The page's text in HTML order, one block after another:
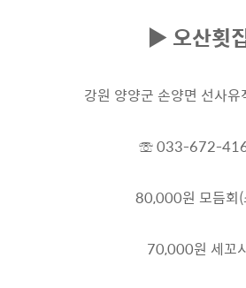
▶ 오산횟
강원 양양군 손양면 선사
☏ 033-672-
80,000원 모듬회(
70,000원 세꼬